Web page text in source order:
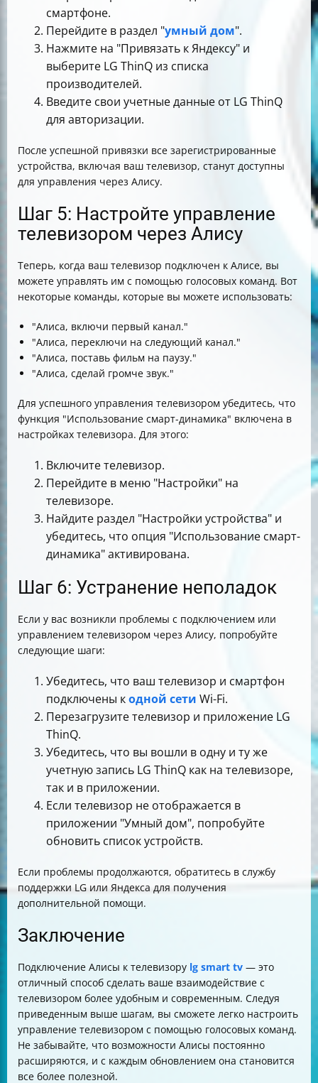
смартфоне.
Перейдите в раздел "умный дом".
Нажмите на "Привязать к Яндексу" и
выберите LG ThinQ из списка
производителей.
Введите свои учетные данные от LG ThinQ
для авторизации.
После успешной привязки все зарегистрированные
устройства, включая ваш телевизор, станут доступны
для управления через Алису.
Шаг 5: Настройте управление
телевизором через Алису
Теперь, когда ваш телевизор подключен к Алисе, вы
можете управлять им с помощью голосовых команд. Вот
некоторые команды, которые вы можете использовать:
"Алиса, включи первый канал."
"Алиса, переключи на следующий канал."
"Алиса, поставь фильм на паузу."
"Алиса, сделай громче звук."
Для успешного управления телевизором убедитесь, что
функция "Использование смарт-динамика" включена в
настройках телевизора. Для этого:
Включите телевизор.
Перейдите в меню "Настройки" на
телевизоре.
Найдите раздел "Настройки устройства" и
убедитесь, что опция "Использование смарт-
динамика" активирована.
Шаг 6: Устранение неполадок
Если у вас возникли проблемы с подключением или
управлением телевизором через Алису, попробуйте
следующие шаги:
Убедитесь, что ваш телевизор и смартфон
подключены кодной сети Wi-Fi.
Перезагрузите телевизор и приложение LG
ThinQ.
Убедитесь, что вы вошли в одну и ту же
учетную запись LG ThinQ как на телевизоре,
так и в приложении.
Если телевизор не отображается в
приложении "Умный дом", попробуйте
обновить список устройств.
Если проблемы продолжаются, обратитесь в службу
поддержки LG или Яндекса для получения
дополнительной помощи.
Заключение
Подключение Алисы к телевизору lg smart tv — это
отличный способ сделать ваше взаимодействие с
телевизором более удобным и современным. Следуя
приведенным выше шагам, вы сможете легко настроить
управление телевизором с помощью голосовых команд.
Не забывайте, что возможности Алисы постоянно
расширяются, и с каждым обновлением она становится
все более полезной.